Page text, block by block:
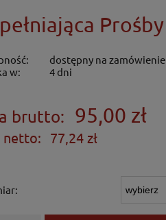
Prośby
dostępny na zamówienie
w:
4 dni
brutto: 95,00 zł
netto: 77,24 zł